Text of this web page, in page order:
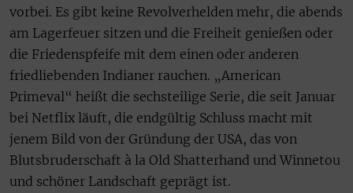
vorbei. Es gibt keine Revolverhelden mehr, die abends
am Lagerfeuer sitzen und die Freiheit genießen oder
die Friedenspfeife mit dem einen oder anderen
friedliebenden Indianer rauchen. „American
Primeval“ heißt die sechsteilige Serie, die seit Januar
bei Netflix läuft, die endgültig Schluss macht mit
jenem Bild von der Gründung der USA, das von
Blutsbruderschaft à la Old Shatterhand und Winnetou
und schöner Landschaft geprägt ist.